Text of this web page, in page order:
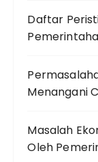
Daftar
Menangani
Masalah
Oleh